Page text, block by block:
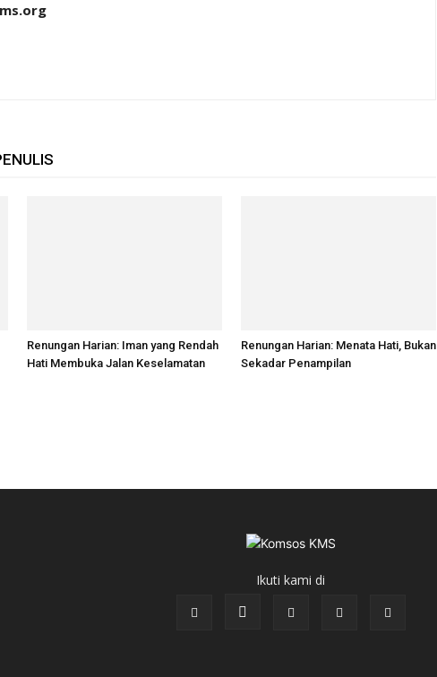
Renungan Harian: Iman yang Rendah
Hati Membuka Jalan Keselamatan
Renungan Harian: Menata Hati, Bukan
Sekadar Penampilan
Ikuti kami di